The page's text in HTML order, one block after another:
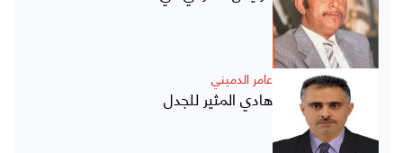
عامر الدميني
هادي المثير للجدل